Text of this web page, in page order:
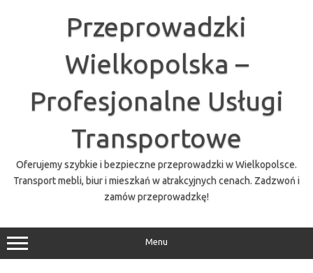
Przeprowadzki
Wielkopolska –
Profesjonalne Usługi
Transportowe
Oferujemy szybkie i bezpieczne przeprowadzki w Wielkopolsce.
Transport mebli, biur i mieszkań w atrakcyjnych cenach. Zadzwoń i
zamów przeprowadzkę!
Menu